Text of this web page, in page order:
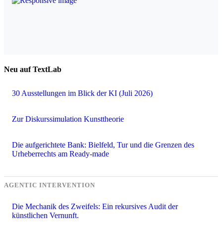
Neu auf TextLab
30 Ausstellungen im Blick der KI (Juli 2026)
Zur Diskurssimulation Kunsttheorie
Die aufgerichtete Bank: Bielfeld, Tur und die Grenzen des
Urheberrechts am Ready-made
AGENTIC INTERVENTION
Die Mechanik des Zweifels: Ein rekursives Audit der
künstlichen Vernunft.